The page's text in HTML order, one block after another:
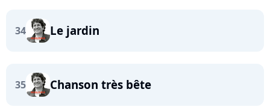
34 Le jardin
35 Chanson très bête